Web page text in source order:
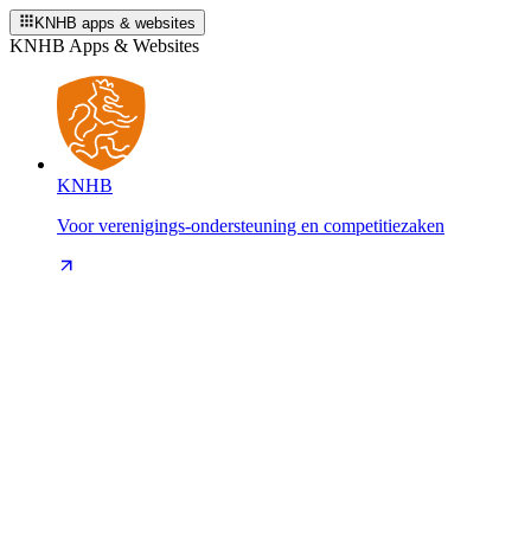
KNHB apps & websites
KNHB Apps & Websites
KNHB
Voor verenigings-ondersteuning en competitiezaken